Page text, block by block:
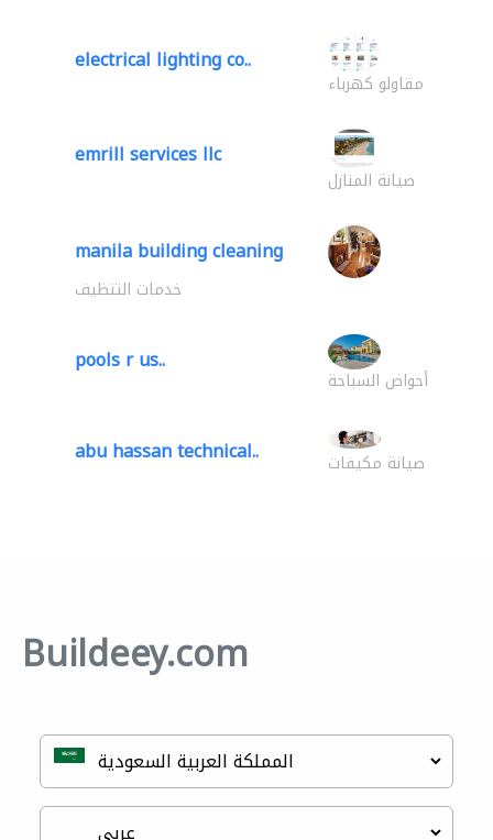
electrical lighting co..
مقاولو كهرباء
emrill services llc
صيانة المنازل
manila building cleaning
خدمات التنظيف
pools r us..
أحواض السباحة
abu hassan technical.. صيانة مكيفات
Buildeey.com